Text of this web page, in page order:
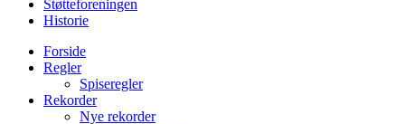
Støtteforeningen
Historie
Forside
Regler
Spiseregler
Rekorder
Nye rekorder